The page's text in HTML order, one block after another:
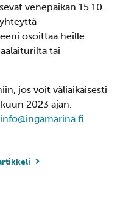
venepaikan 15.10.
osoittaa heille
tai
jos voit väliaikaisesti
2023 ajan.
info@ingamarina.fi